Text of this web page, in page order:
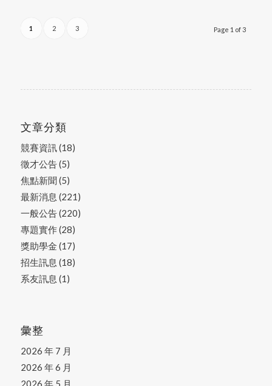
Page 1 of 3
1 2 3
文章分類
競賽資訊(18)
徵才公告(5)
焦點新聞(5)
最新消息 (221)
一般公告(220)
專題實作(28)
獎助學金 (17)
招生訊息 (18)
系友訊息 (1)
彙整
2026 年 7 月
2026 年 6 月
2026 年 5 月